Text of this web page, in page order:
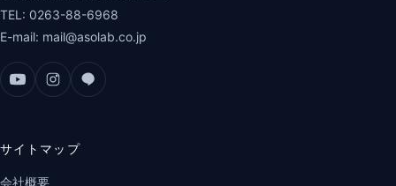
TEL: 0263-88-6968
E-mail: mail@asolab.co.jp
サイトマップ
会社概要